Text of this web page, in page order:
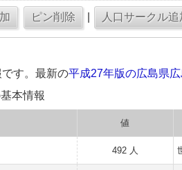
す。最新の平成27年版の広島県
本情報
値
492 人